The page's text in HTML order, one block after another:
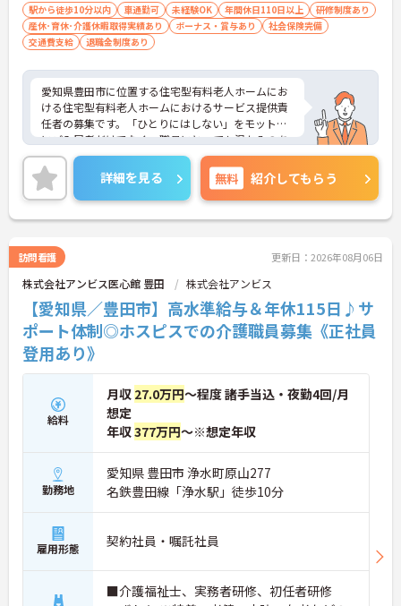
駅から徒歩10分以内 車通勤可 未経験OK 年間休日110日以上
研修制度あり
産休･育休･介護休暇取得実績あり
ボーナス・賞与あり
社会保険完備
交通費支給
退職金制度あり
愛知県豊田市に位置する住宅型有料老人ホームにお
ける住宅型有料老人ホームにおけるサービス提供責
任者の募集です。「ひとりにはしない」をモットー
にご入居者だけでなく、職員にとっても温かみのあ
る環境づくりを目指しています。
ご利用者一人ひとりに寄り添ってサービスを提供し
ていただける方を募集しています。サービス提供責
任者の経験がなくスタートされた方も多数いらっし
ゃいます。
に詳細をお話しいたしますのでお気軽にご相談くだ
さい！
詳細を見る 無料 紹介してもらう
訪問看護 更新日：2026年08月06日
株式会社アンビス医心館 豊田 株式会社アンビス
【愛知県／豊田市】高水準給与＆年休115日♪サ
ポート体制◎ホスピスでの介護職員募集《正社員
登用あり》
給料
月収 27.0万円～程度 諸手当込・夜勤4回/月
想定
年収377万円～※想定年収
勤務地
愛知県 豊田市 浄水町原山277
名鉄豊田線「浄水駅」徒歩10分
雇用形態 契約社員・嘱託社員
■介護福祉士、実務者研修、初任者研修